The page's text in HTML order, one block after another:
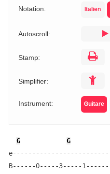
Notation: Italien
Autoscroll:
Stamp:
Simplifier:
Instrument: Guitare
G G
B------0-----3-----